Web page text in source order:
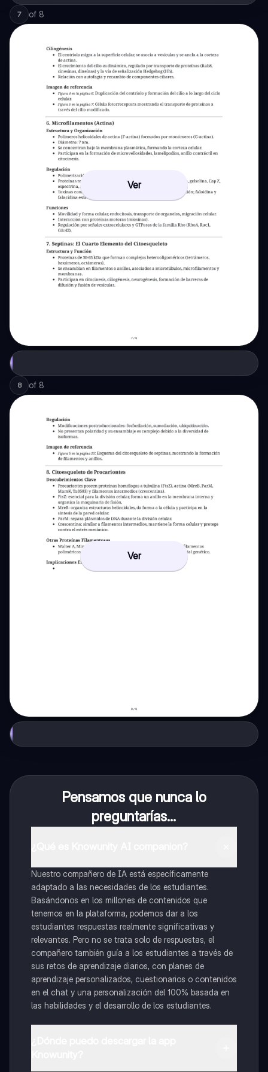
7 of 8
Ver
8 of 8
Ver
Pensamos que nunca lo
preguntarías...
Nuestro compañero de IA está específicamente
adaptado a las necesidades de los estudiantes.
Basándonos en los millones de contenidos que
tenemos en la plataforma, podemos dar a los
estudiantes respuestas realmente significativas y
relevantes. Pero no se trata solo de respuestas, el
compañero también guía a los estudiantes a través de
sus retos de aprendizaje diarios, con planes de
aprendizaje personalizados, cuestionarios o contenidos
en el chat y una personalización del 100% basada en
las habilidades y el desarrollo de los estudiantes.